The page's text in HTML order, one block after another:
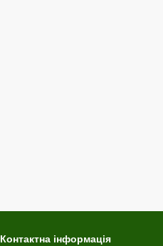
Контактна інформація